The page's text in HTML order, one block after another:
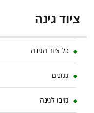
ציוד גינה
כל ציוד הגינה
גגונים
גזיבו לגינה